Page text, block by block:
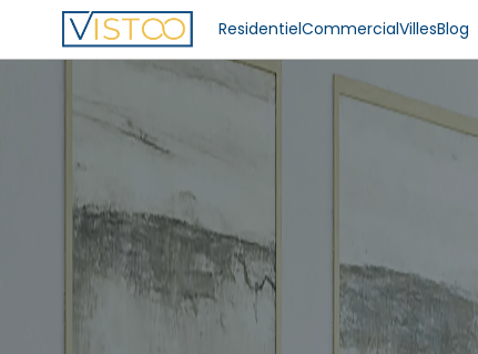
ResidentielCommercialVillesBlog